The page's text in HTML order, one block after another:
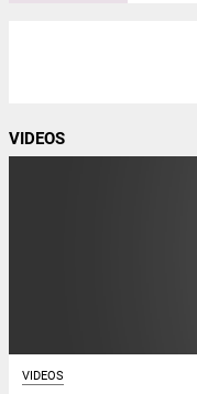
VIDEOS
VIDEOS